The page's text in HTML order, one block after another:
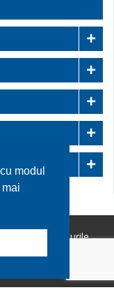
modul
Toate drepturile